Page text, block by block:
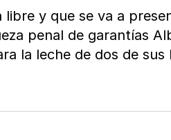
y que se va a
penal de garantías
la leche de dos de sus